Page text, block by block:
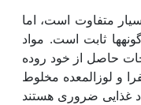
متفاوت است، اما
ثابت است. مواد
حاصل از خود روده
و لوزالمعده مخلوط
غذایی ضروری هستند